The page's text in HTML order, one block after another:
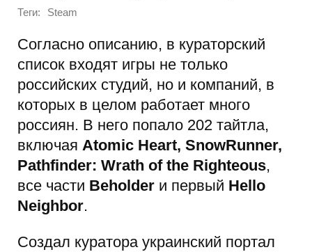
Теги: Steam
Согласно описанию, в кураторский
список входят игры не только
российских студий, но и компаний, в
которых в целом работает много
россиян. В него попало 202 тайтла,
включая Atomic Heart, SnowRunner,
Pathfinder: Wrath of the Righteous,
все части Beholder и первый Hello
Neighbor.
Создал куратора украинский портал